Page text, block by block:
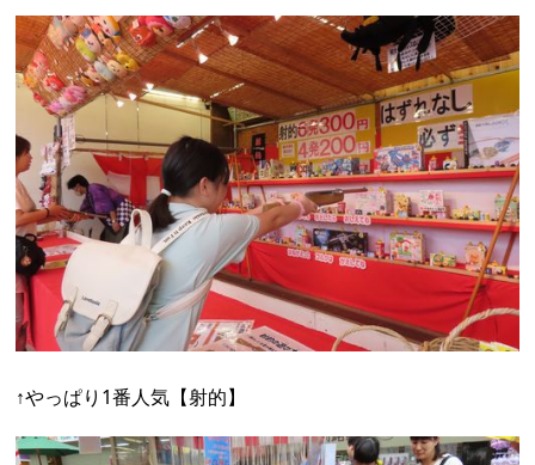
↑やっぱり1番人気【射的】